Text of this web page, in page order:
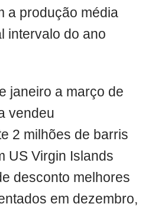
a produção média
intervalo do ano
janeiro a março de
vendeu
2 milhões de barris
US Virgin Islands
desconto melhores
em dezembro,